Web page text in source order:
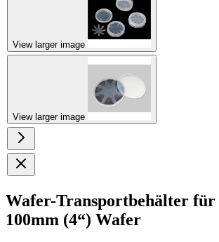
View larger image
View larger image
Wafer-Transportbehälter für
100mm (4“) Wafer